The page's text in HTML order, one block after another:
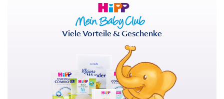
Viele Vorteile & Geschenke